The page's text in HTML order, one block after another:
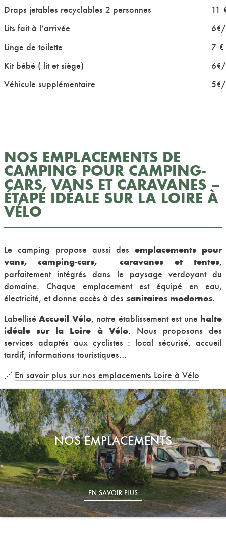
Draps jetables recyclables 2 personnes
11
Lits fait à l’arrivée
Linge de toilette
7 €
Kit bébé ( lit et siège)
Véhicule supplémentaire
NOS EMPLACEMENTS DE
CAMPING POUR CAMPING-
CARS, VANS ET CARAVANES –
ÉTAPE IDÉALE SUR LA LOIRE À
VÉLO
Le camping propose aussi desemplacements pour
vans, camping-cars, caravanes et tentes,
parfaitement intégrés dans le paysage verdoyant du
domaine. Chaque emplacement est équipé en eau,
électricité, et donne accès à des sanitaires modernes.
LabelliséAccueil Vélo, notre établissement est une halte
idéale sur la Loire à Vélo. Nous proposons des
services adaptés aux cyclistes : local sécurisé, accueil
tardif, informations touristiques…
🔗 En savoir plus sur nos emplacements Loire à Vélo
NOS EMPLACEMENTS